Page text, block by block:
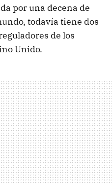
por una decena de
todavía tiene dos
de los
Unido.